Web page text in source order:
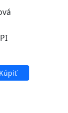
Kúpiť